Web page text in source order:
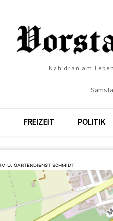
Nah dran am
FREIZEIT POLITIK
U. GARTENDIENST SCHMIDT